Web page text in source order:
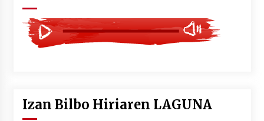
Izan Bilbo Hiriaren LAGUNA